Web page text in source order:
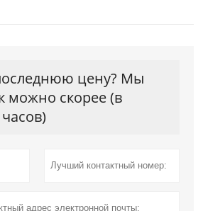
цену? Мы
можно скорее (в